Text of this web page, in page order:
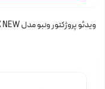
ویدئو پروژکتور ونبو مدل T2 MAX NEW